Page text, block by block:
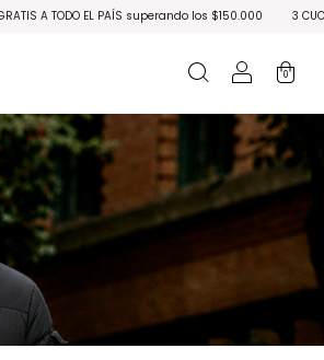
$150.000 3 CUOTAS SIN INTERÉS | 6 CUOTAS
0